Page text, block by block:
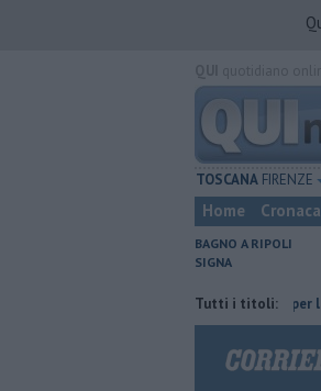
TOSCANA FIRENZE
Home Cronaca
BAGNO A RIPOLI
SIGNA
Tutti i titoli:
Giornalismo in lutto per la